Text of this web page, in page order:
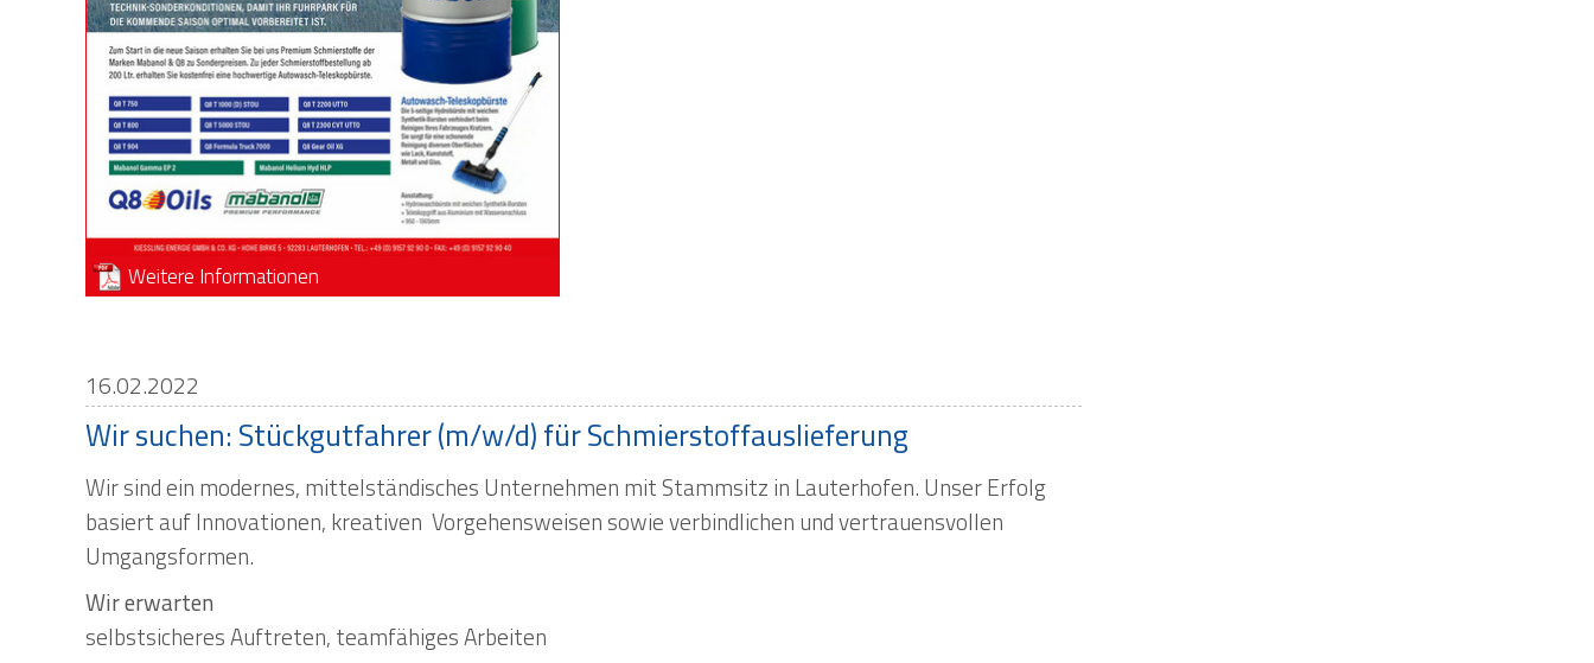
Weitere Informationen
16.02.2022
Wir suchen: Stückgutfahrer (m/w/d) für Schmierstoffauslieferung
Wir sind ein modernes, mittelständisches Unternehmen mit Stammsitz in Lauterhofen. Unser Erfolg
basiert auf Innovationen, kreativen Vorgehensweisen sowie verbindlichen und vertrauensvollen
Umgangsformen.
Wir erwarten
selbstsicheres Auftreten, teamfähiges Arbeiten